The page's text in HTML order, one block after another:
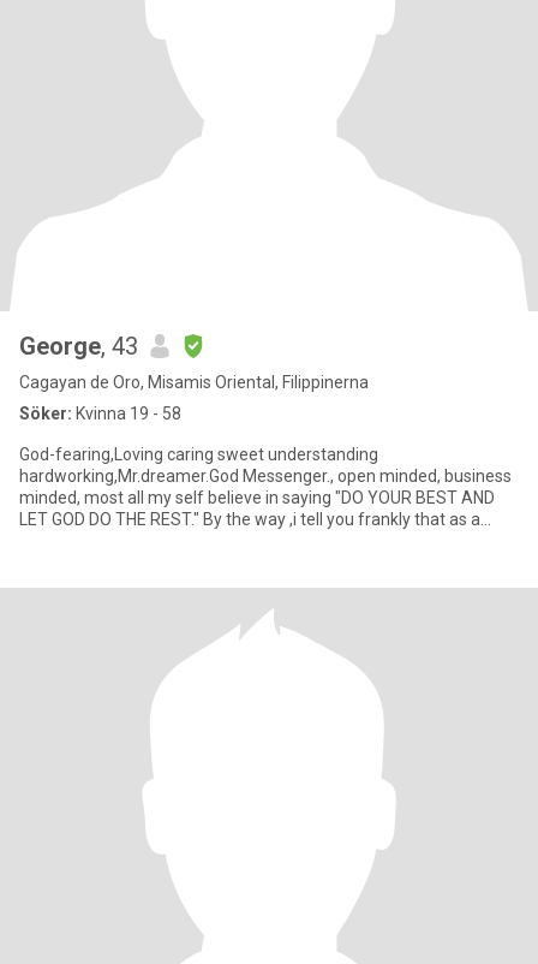
George, 43
Cagayan de Oro, Misamis Oriental, Filippinerna
Söker: Kvinna 19 - 58
God-fearing,Loving caring sweet understanding
hardworking,Mr.dreamer.God Messenger., open minded, business
minded, most all my self believe in saying "DO YOUR BEST AND
LET GOD DO THE REST." By the way ,i tell you frankly that as a